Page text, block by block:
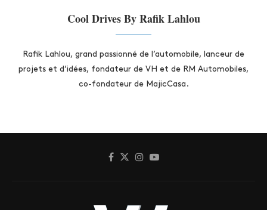
Cool Drives By Rafik Lahlou
Rafik Lahlou, grand passionné de l’automobile, lanceur de
projets et d’idées, fondateur de VH et de RM Automobiles,
co-fondateur de MajicCasa.